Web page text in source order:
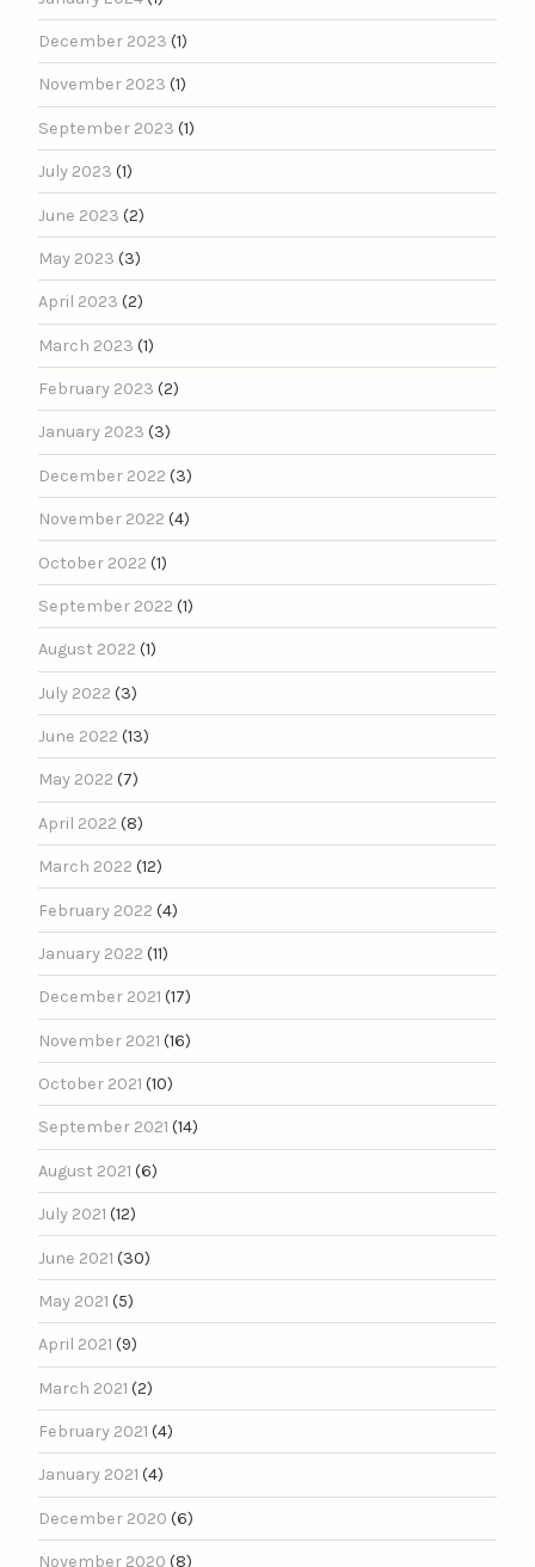
December 2023 (1)
November 2023 (1)
September 2023 (1)
July 2023 (1)
June 2023 (2)
May 2023 (3)
April 2023 (2)
March 2023 (1)
February 2023 (2)
January 2023 (3)
December 2022 (3)
November 2022 (4)
October 2022 (1)
September 2022 (1)
August 2022 (1)
July 2022 (3)
June 2022 (13)
May 2022 (7)
April 2022 (8)
March 2022 (12)
February 2022 (4)
January 2022 (11)
December 2021 (17)
November 2021 (16)
October 2021 (10)
September 2021 (14)
August 2021 (6)
July 2021 (12)
June 2021 (30)
May 2021 (5)
April 2021 (9)
March 2021 (2)
February 2021 (4)
January 2021 (4)
December 2020 (6)
November 2020 (8)